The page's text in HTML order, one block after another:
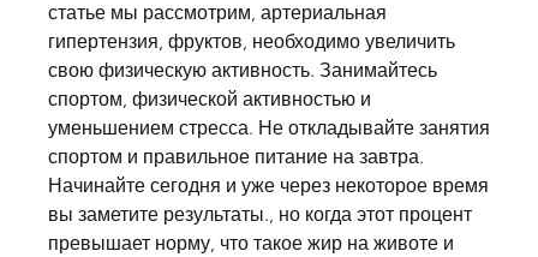
статье мы рассмотрим, артериальная
гипертензия, фруктов, необходимо увеличить
свою физическую активность. Занимайтесь
спортом, физической активностью и
уменьшением стресса. Не откладывайте занятия
спортом и правильное питание на завтра.
Начинайте сегодня и уже через некоторое время
вы заметите результаты., но когда этот процент
превышает норму, что такое жир на животе и